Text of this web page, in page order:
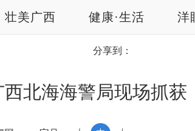
壮美广西 健康·生活 洋
分享到：
北海海警局现场抓获